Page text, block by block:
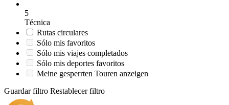
5
Técnica
Rutas circulares
Sólo mis favoritos
Sólo mis viajes completados
Sólo mis deportes favoritos
Meine gesperrten Touren anzeigen
Guardar filtro Restablecer filtro